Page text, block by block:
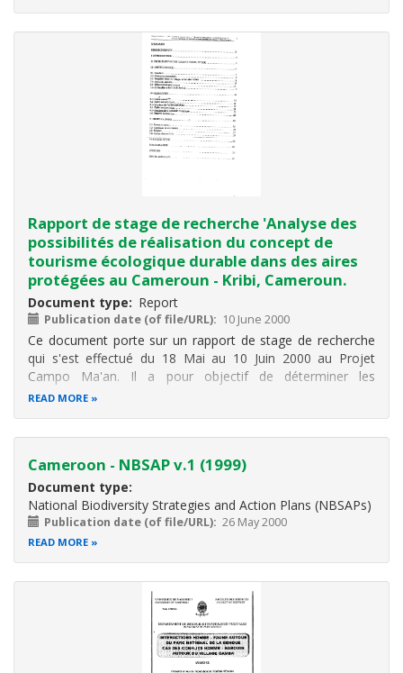
Rapport de stage de recherche 'Analyse des
possibilités de réalisation du concept de
tourisme écologique durable dans des aires
protégées au Cameroun - Kribi, Cameroun.
Document type Report
Publication date (of file/URL) 10 June 2000
Ce document porte sur un rapport de stage de recherche
qui s'est effectué du 18 Mai au 10 Juin 2000 au Projet
Campo Ma'an. Il a pour objectif de déterminer les
possibilités de réalisation du tourisme écologique durable
READ MORE
Cameroon - NBSAP v.1 (1999)
Document type
National Biodiversity Strategies and Action Plans (NBSAPs)
Publication date (of file/URL) 26 May 2000
READ MORE